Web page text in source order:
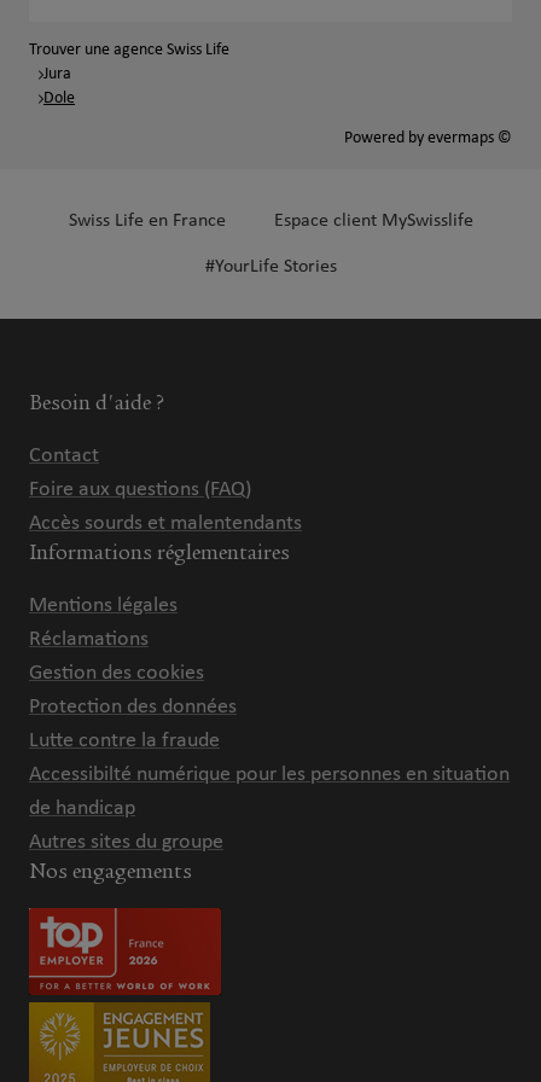
Trouver une agence Swiss Life
Jura
Dole
Powered by evermaps ©
Swiss Life en France Espace client MySwisslife
#YourLife Stories
Besoin d'aide ?
Contact
Foire aux questions (FAQ)
Accès sourds et malentendants
Informations réglementaires
Mentions légales
Réclamations
Gestion des cookies
Protection des données
Lutte contre la fraude
Accessibilté numérique pour les personnes en situation
de handicap
Autres sites du groupe
Nos engagements